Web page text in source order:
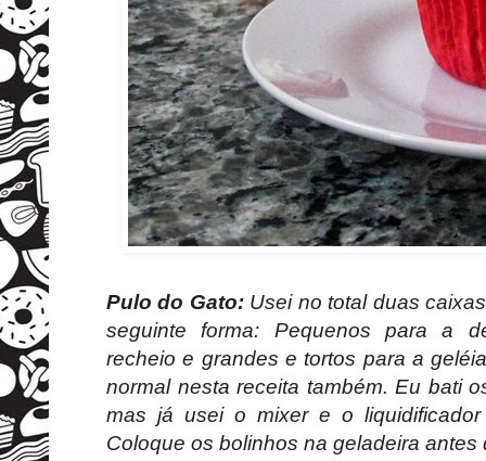
Pulo do Gato: Usei no total duas
seguinte forma: Pequenos para a
recheio e grandes e tortos para a
normal nesta receita também. Eu bati
mas já usei o mixer e o
Coloque os bolinhos na geladeira antes